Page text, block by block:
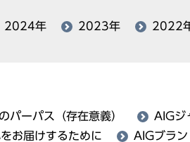
2024年 2023年 2022
パーパス（存在意義） AIGジ
お届けするために AIGブラ